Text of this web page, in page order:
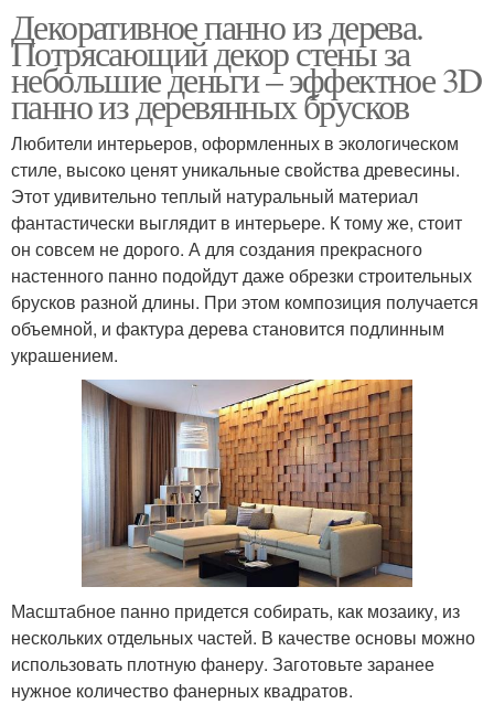
Декоративное панно из дерева.
Потрясающий декор стены за
небольшие деньги – эффектное 3D
панно из деревянных брусков
Любители интерьеров, оформленных в экологическом
стиле, высоко ценят уникальные свойства древесины.
Этот удивительно теплый натуральный материал
фантастически выглядит в интерьере. К тому же, стоит
он совсем не дорого. А для создания прекрасного
настенного панно подойдут даже обрезки строительных
брусков разной длины. При этом композиция получается
объемной, и фактура дерева становится подлинным
украшением.
Масштабное панно придется собирать, как мозаику, из
нескольких отдельных частей. В качестве основы можно
использовать плотную фанеру. Заготовьте заранее
нужное количество фанерных квадратов.